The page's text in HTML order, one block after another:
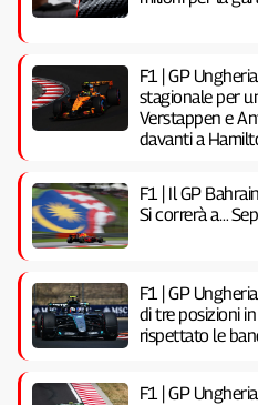
F1 | GP
stagionale per
Verstappen e
davanti a
F1 | Il GP
Si correrà a…
F1 | GP
di tre posizioni
rispettato le
F1 | GP